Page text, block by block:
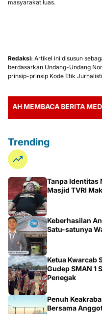
tetap menjadi salah satu pilar
Redaksi:Artikel ini disusun
prinsip-prinsip Kode Etik
Trending
Ketua Kwarcab
Penegak